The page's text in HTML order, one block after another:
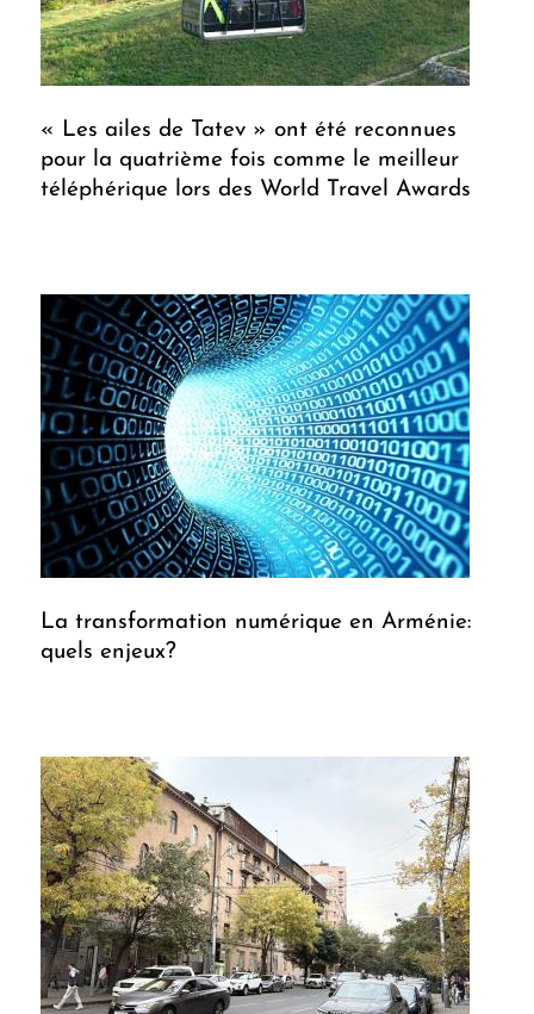
« Les ailes de Tatev » ont été reconnues
pour la quatrième fois comme le meilleur
téléphérique lors des World Travel Awards
La transformation numérique en Arménie:
quels enjeux?